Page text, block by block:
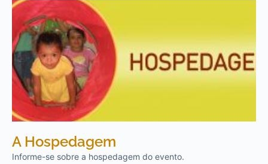
A Hospedagem
Informe-se sobre a hospedagem do evento.